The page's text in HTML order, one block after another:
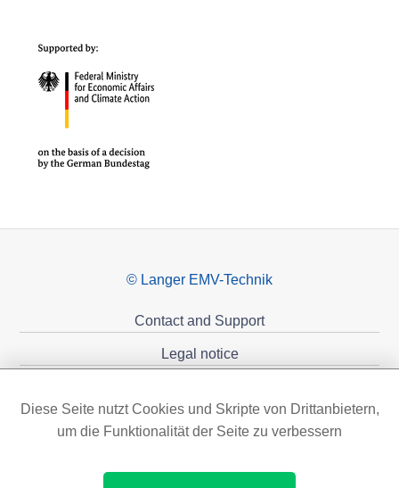
© Langer EMV-Technik
Contact and Support
Legal notice
Diese Seite nutzt Cookies und Skripte von Drittanbietern,
um die Funktionalität der Seite zu verbessern